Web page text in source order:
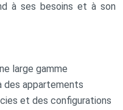
à ses besoins et à son
large gamme
des appartements
et des configurations